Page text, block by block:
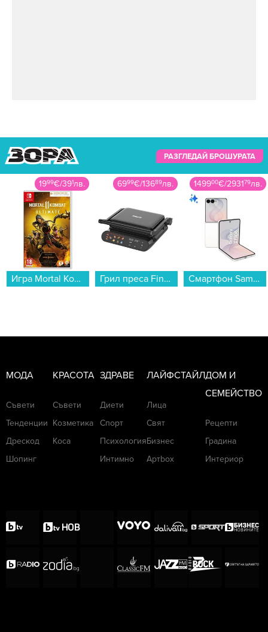
РАЗГЛЕДАЙ БРОШУРАТА
1999€/391лв.
Игра Mortal Kombat 11 Ultimate Edition (NSW)...
6999€/13689лв.
Грил преса Finlux DIGIMA...
149900€/293179лв.
Смартфон Samsung GALAXY Z FLIP8 512GB CREAM SM-F776BZEH , 12 GB, 512 GB...
МОДА
Съвети
Тенденции
Дрескод
Шопинг
КРАСОТА
Съвети
Козметика
Коса
ЗДРАВЕ
Диети
Спорт
Психология
Интимно
ЛАЙФСТАЙЛ
Лица
Свят
Бизнес
Артbox
ДОМ И
СЕМЕЙСТВО
Рецепти
Градина
Интериор